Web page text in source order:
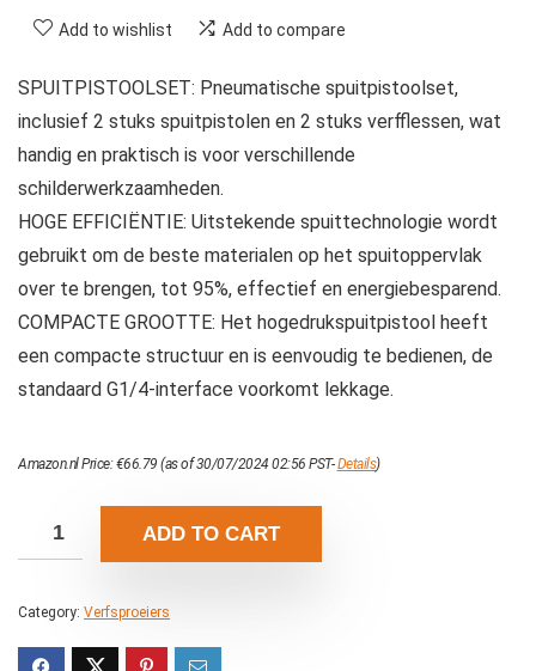
Add to wishlist Add to compare
SPUITPISTOOLSET: Pneumatische spuitpistoolset,
inclusief 2 stuks spuitpistolen en 2 stuks verfflessen, wat
handig en praktisch is voor verschillende
schilderwerkzaamheden.
HOGE EFFICIËNTIE: Uitstekende spuittechnologie wordt
gebruikt om de beste materialen op het spuitoppervlak
over te brengen, tot 95%, effectief en energiebesparend.
COMPACTE GROOTTE: Het hogedrukspuitpistool heeft
een compacte structuur en is eenvoudig te bedienen, de
standaard G1/4-interface voorkomt lekkage.
Amazon.nl Price:€66.79 (as of 30/07/2024 02:56 PST-Details)
ADD TO CART
Category: Verfsproeiers